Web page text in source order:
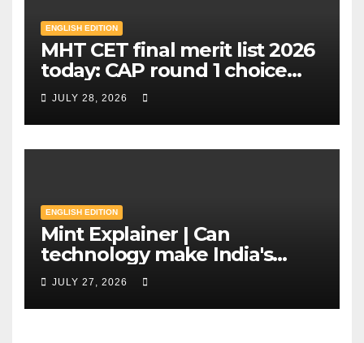
ENGLISH EDITION
MHT CET final merit list 2026
today: CAP round 1 choice
filling starts, here's what
candidates should know |
Mint
JULY 28, 2026
ENGLISH EDITION
Mint Explainer | Can
technology make India's
exams leak-proof? | Mint
JULY 27, 2026